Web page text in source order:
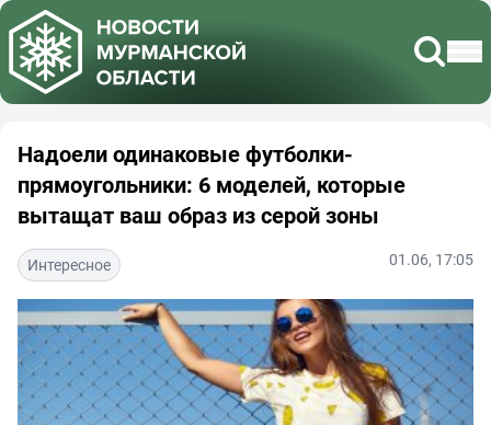
Надоели одинаковые футболки-
прямоугольники: 6 моделей, которые
вытащат ваш образ из серой зоны
Интересное 01.06, 17:05